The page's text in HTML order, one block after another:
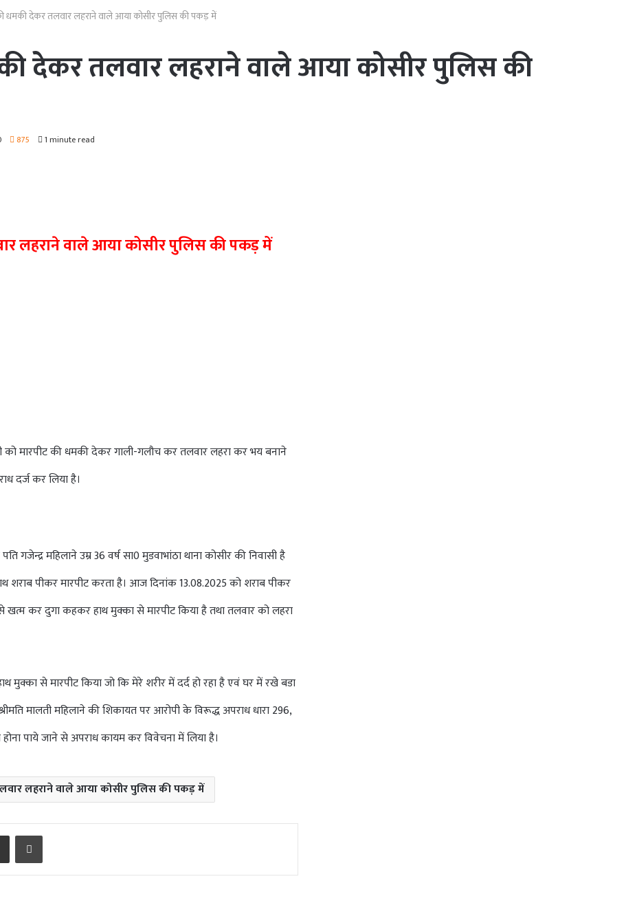
की धमकी देकर तलवार लहराने वाले आया कोसीर पुलिस की पकड़ में
देकर तलवार लहराने वाले आया कोसीर पुलिस की
875 1 minute read
लहराने वाले आया कोसीर पुलिस की पकड़ में
को मारपीट की धमकी देकर गाली-गलौच कर तलवार लहरा कर भय बनाने
दर्ज कर लिया है।
गजेन्द्र महिलाने उम्र 36 वर्ष सा0 मुडवाभांठा थाना कोसीर की निवासी है
पीकर मारपीट करता है। आज दिनांक 13.08.2025 को शराब पीकर
कर दुगा कहकर हाथ मुक्का से मारपीट किया है तथा तलवार को लहरा
से मारपीट किया जो कि मेरे शरीर में दर्द हो रहा है एवं घर में रखे बडा
मालती महिलाने की शिकायत पर आरोपी के विरूद्ध अपराध धारा 296,
पाये जाने से अपराध कायम कर विवेचना में लिया है।
लहराने वाले आया कोसीर पुलिस की पकड़ में
Share via Email Print